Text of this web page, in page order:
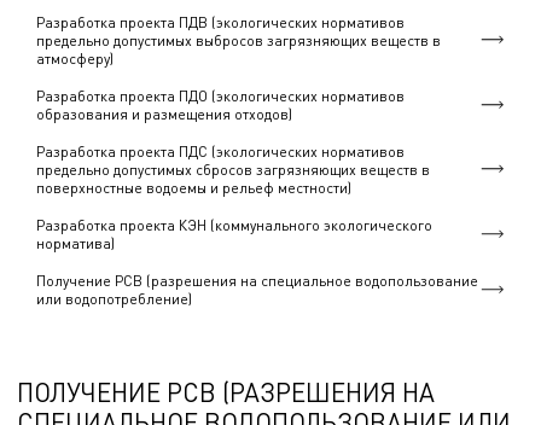
Разработка проекта ПДВ (экологических нормативов
предельно допустимых выбросов загрязняющих веществ в
атмосферу)
Разработка проекта ПДО (экологических нормативов
образования и размещения отходов)
Разработка проекта ПДС (экологических нормативов
предельно допустимых сбросов загрязняющих веществ в
поверхностные водоемы и рельеф местности)
Разработка проекта КЭН (коммунального экологического
норматива)
Получение РСВ (разрешения на специальное водопользование
или водопотребление)
ПОЛУЧЕНИЕ РСВ (РАЗРЕШЕНИЯ НА